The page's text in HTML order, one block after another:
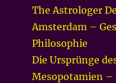
The Astrologer
Amsterdam –
Philosophie
Die Ursprünge
Mesopotamien –